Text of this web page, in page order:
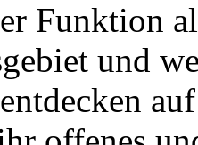
Funktion
und